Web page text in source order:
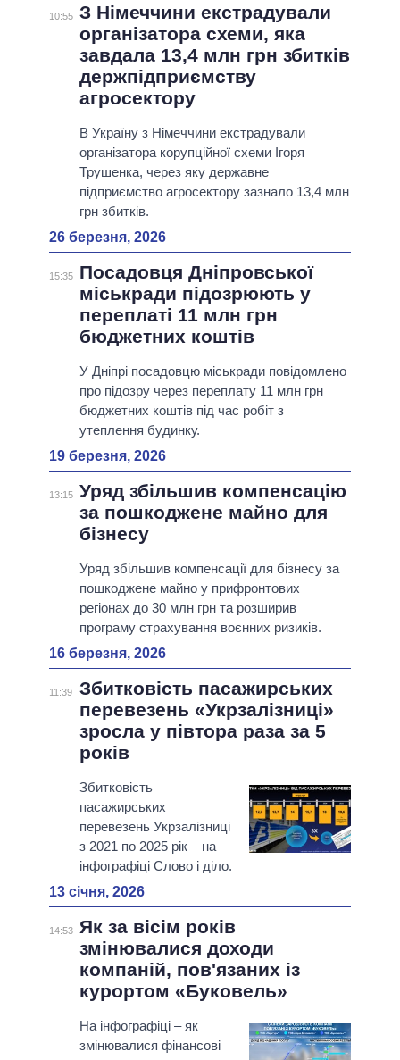
10:55 З Німеччини екстрадували
організатора схеми, яка
завдала 13,4 млн грн збитків
держпідприємству
агросектору
В Україну з Німеччини екстрадували
організатора корупційної схеми Ігоря
Трушенка, через яку державне
підприємство агросектору зазнало 13,4 млн
грн збитків.
26 березня, 2026
15:35
Посадовця Дніпровської
міськради підозрюють у
переплаті 11 млн грн
бюджетних коштів
У Дніпрі посадовцю міськради повідомлено
про підозру через переплату 11 млн грн
бюджетних коштів під час робіт з
утеплення будинку.
19 березня, 2026
13:15 Уряд збільшив компенсацію
за пошкоджене майно для
бізнесу
Уряд збільшив компенсації для бізнесу за
пошкоджене майно у прифронтових
регіонах до 30 млн грн та розширив
програму страхування воєнних ризиків.
16 березня, 2026
11:39
Збитковість пасажирських
перевезень «Укрзалізниці»
зросла у півтора раза за 5
років
Збитковість
пасажирських
перевезень Укрзалізниці
з 2021 по 2025 рік – на
інфографіці Слово і діло.
13 січня, 2026
14:53
Як за вісім років
змінювалися доходи
компаній, пов'язаних із
курортом «Буковель»
На інфографіці – як
змінювалися фінансові